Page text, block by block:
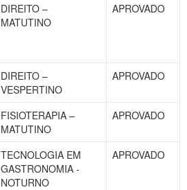
DIREITO –
MATUTINO
APROVADO
DIREITO –
VESPERTINO
APROVADO
FISIOTERAPIA –
MATUTINO
APROVADO
TECNOLOGIA EM
GASTRONOMIA -
NOTURNO
APROVADO